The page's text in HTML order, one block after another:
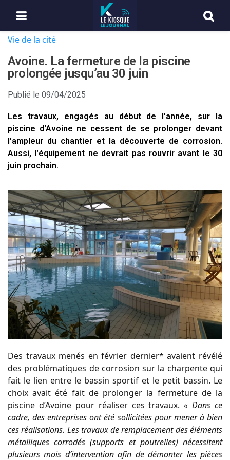
Vie de la cité
Avoine. La fermeture de la piscine
prolongée jusqu’au 30 juin
Publié le 09/04/2025
Les travaux, engagés au début de l'année, sur la
piscine d'Avoine ne cessent de se prolonger devant
l'ampleur du chantier et la découverte de corrosion.
Aussi, l'équipement ne devrait pas rouvrir avant le 30
juin prochain.
Des travaux menés en février dernier* avaient révélé
des problématiques de corrosion sur la charpente qui
fait le lien entre le bassin sportif et le petit bassin. Le
choix avait été fait de prolonger la fermeture de la
piscine d’Avoine pour réaliser ces travaux.« Dans ce
cadre, des entreprises ont été sollicitées pour mener à bien
ces réalisations. Les travaux de remplacement des éléments
métalliques corrodés (supports et poutrelles) nécessitent
plusieurs mois d’intervention afin de démonter les pièces